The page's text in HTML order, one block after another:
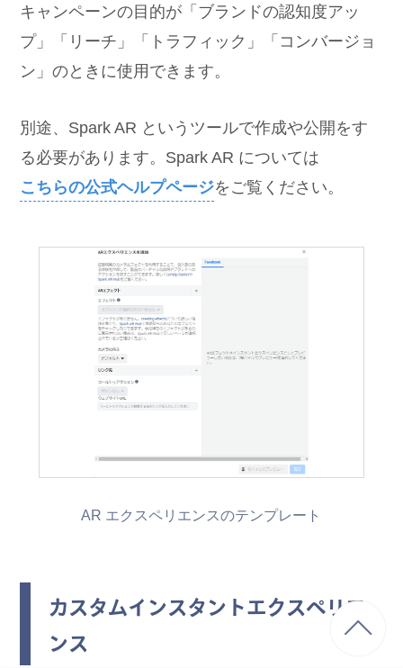
キャンペーンの目的が「ブランドの認知度アッ
プ」「リーチ」「トラフィック」「コンバージョ
ン」のときに使用できます。
別途、Spark AR というツールで作成や公開をす
る必要があります。Spark AR については
こちらの公式ヘルプページをご覧ください。
AR エクスペリエンスのテンプレート
カスタムインスタントエクスペリエ
ンス